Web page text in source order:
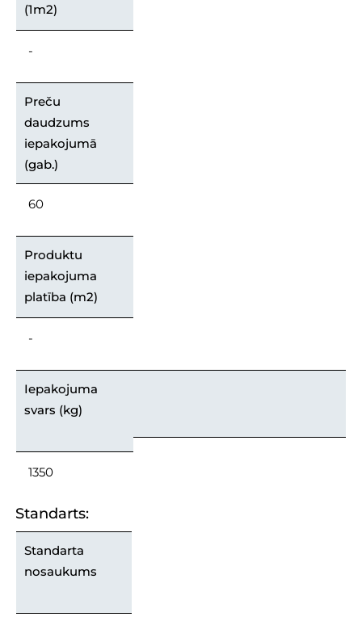
(1m2)
-
Preču
daudzums
iepakojumā
(gab.)
60
Produktu
iepakojuma
platība (m2)
-
Iepakojuma
svars (kg)
1350
Standarts:
Standarta
nosaukums